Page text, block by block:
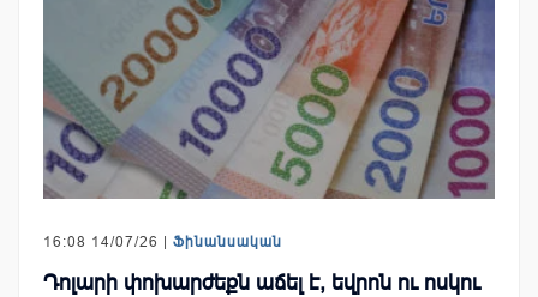
16:08 14/07/26 | Ֆինանսական
Դոլարի փոխարժեքն աճել է, եվրոն ու ոսկու